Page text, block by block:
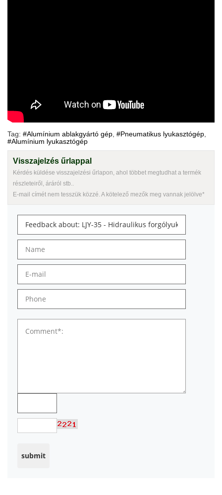
Tag: #Alumínium ablakgyártó gép #Pneumatikus lyukasztógép
#Alumínium lyukasztógép
Visszajelzés űrlappal
Kérdés küldése visszajelzési űrlapon, ahol többet megtudhat a termék
részleteiről, áráról stb..
E-mail címét nem tesszük közzé. A kötelező mezők meg vannak jelölve*